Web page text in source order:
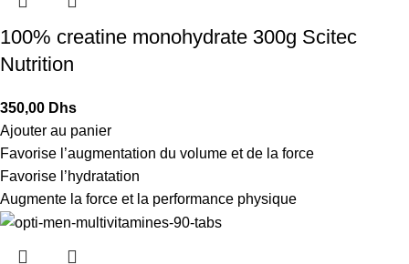
100% creatine monohydrate 300g Scitec
Nutrition
Dhs
Ajouter au panier
Favorise l’augmentation du volume et de la force
Favorise l’hydratation
Augmente la force et la performance physique